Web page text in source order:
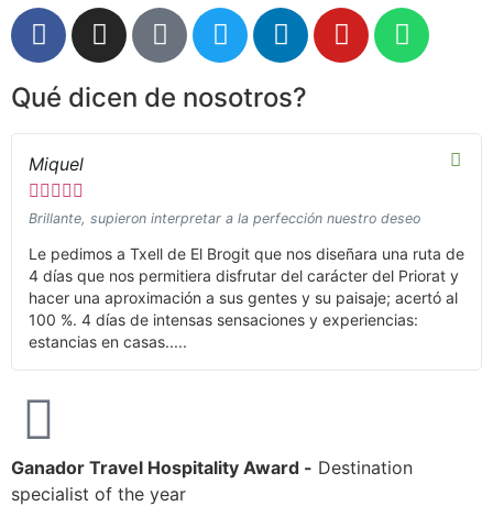
Qué dicen de nosotros?
Miquel

Brillante, supieron interpretar a la perfección nuestro deseo
Le pedimos a Txell de El Brogit que nos diseñara una ruta de
4 días que nos permitiera disfrutar del carácter del Priorat y
hacer una aproximación a sus gentes y su paisaje; acertó al
100 %. 4 días de intensas sensaciones y experiencias:
estancias en casas.....
Ganador Travel Hospitality Award - Destination
specialist of the year